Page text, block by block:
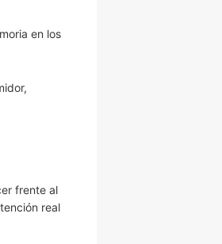
en los
frente al
real